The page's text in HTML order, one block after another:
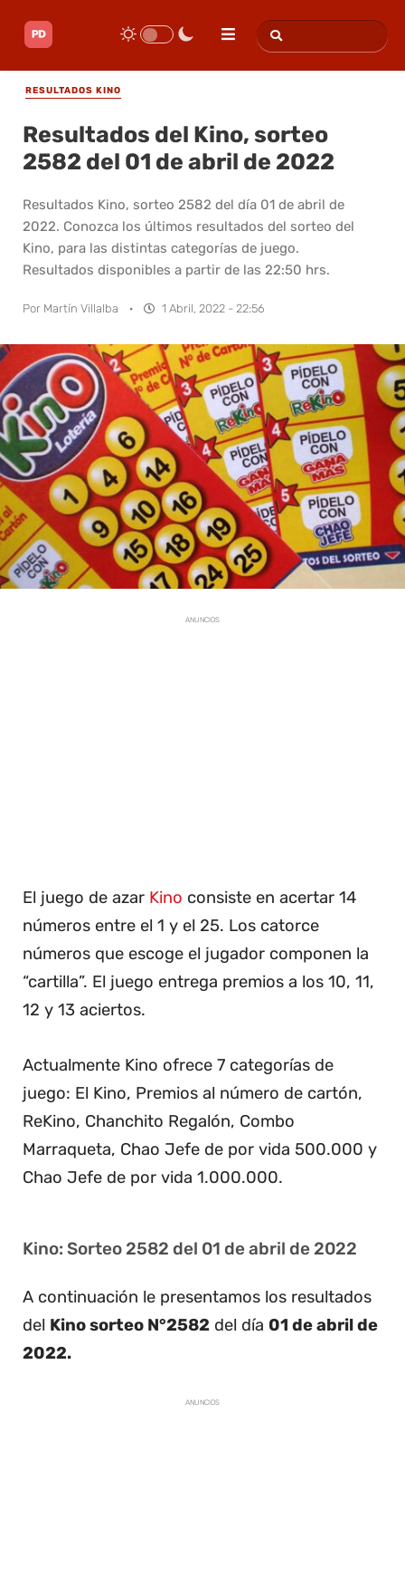
RESULTADOS KINO
Resultados del Kino, sorteo
2582 del 01 de abril de 2022
Resultados Kino, sorteo 2582 del día 01 de abril de
2022. Conozca los últimos resultados del sorteo del
Kino, para las distintas categorías de juego.
Resultados disponibles a partir de las 22:50 hrs.
Por Martín Villalba · 1 Abril, 2022 - 22:56
ANUNCIOS
El juego de azar Kino consiste en acertar 14
números entre el 1 y el 25. Los catorce
números que escoge el jugador componen la
“cartilla”. El juego entrega premios a los 10, 11,
12 y 13 aciertos.
Actualmente Kino ofrece 7 categorías de
juego: El Kino, Premios al número de cartón,
ReKino, Chanchito Regalón, Combo
Marraqueta, Chao Jefe de por vida 500.000 y
Chao Jefe de por vida 1.000.000.
Kino: Sorteo 2582 del 01 de abril de 2022
A continuación le presentamos los resultados
del Kino sorteo N°2582 del día 01 de abril de
2022.
ANUNCIOS